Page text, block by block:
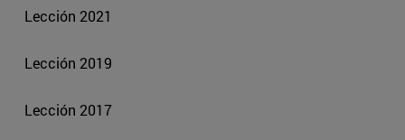
Lección 2021
Lección 2019
Lección 2017